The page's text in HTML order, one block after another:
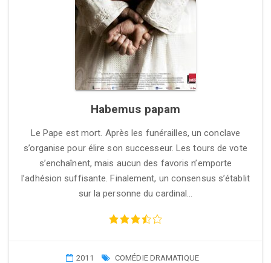
Habemus papam
Le Pape est mort. Après les funérailles, un conclave
s’organise pour élire son successeur. Les tours de vote
s’enchaînent, mais aucun des favoris n’emporte
l’adhésion suffisante. Finalement, un consensus s’établit
sur la personne du cardinal…
2011 COMÉDIE DRAMATIQUE